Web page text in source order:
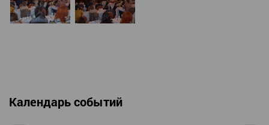
Календарь событий